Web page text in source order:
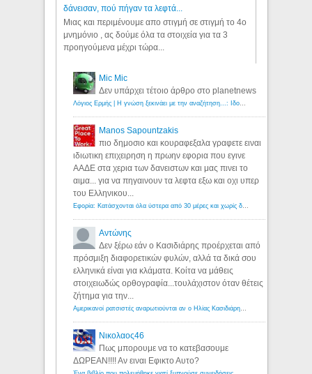
δάνεισαν, πού πήγαν τα λεφτά...
Μιας και περιμένουμε απο στιγμή σε στιγμή το 4ο
μνημόνιο , ας δούμε όλα τα στοιχεία για τα 3
προηγούμενα μέχρι τώρα...
Mic Mic
Δεν υπάρχει τέτοιο άρθρο στο planetnews
Manos Sapountzakis
πιο δημοσιο και κουραφεξαλα γραφετε ειναι
ιδιωτικη επιχειρηση η πρωην εφορια που εγινε
ΑΑΔΕ στα χερια των δανειστων και μας πινει το
αιμα... για να πηγαινουν τα λεφτα εξω και οχι υπερ
του Ελληνικου...
Αντώνης
Δεν ξέρω εάν ο Κασιδιάρης προέρχεται από
πρόσμιξη διαφορετικών φυλών, αλλά τα δικά σου
ελληνικά είναι για κλάματα. Κοίτα να μάθεις
στοιχειωδώς ορθογραφία...τουλάχιστον όταν θέτεις
ζήτημα για την...
Νικολαος46
Πως μπορουμε να το κατεβασουμε
ΔΩΡΕΑΝ!!!! Αν ειναι Εφικτο Αυτο?